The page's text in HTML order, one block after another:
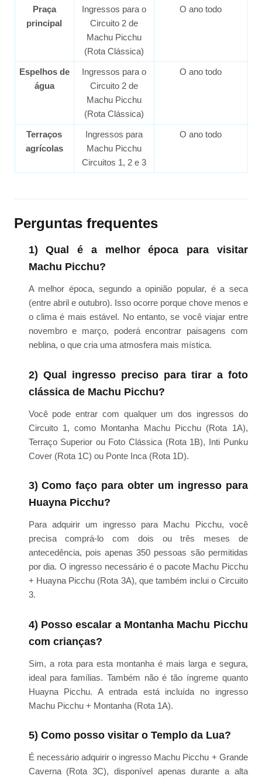
Praça
principal
Ingressos para o
Circuito 2 de
Machu Picchu
(Rota Clássica)
O ano todo
Espelhos de
água
Ingressos para o
Circuito 2 de
Machu Picchu
(Rota Clássica)
O ano todo
Terraços
agrícolas
Ingressos para
Machu Picchu
Circuitos 1, 2 e 3
O ano todo
Perguntas frequentes
1) Qual é a melhor época para visitar
Machu Picchu?
A melhor época, segundo a opinião popular, é a seca
(entre abril e outubro). Isso ocorre porque chove menos e
o clima é mais estável. No entanto, se você viajar entre
novembro e março, poderá encontrar paisagens com
neblina, o que cria uma atmosfera mais mística.
2) Qual ingresso preciso para tirar a foto
clássica de Machu Picchu?
Você pode entrar com qualquer um dos ingressos do
Circuito 1, como Montanha Machu Picchu (Rota 1A),
Terraço Superior ou Foto Clássica (Rota 1B), Inti Punku
Cover (Rota 1C) ou Ponte Inca (Rota 1D).
3) Como faço para obter um ingresso para
Huayna Picchu?
Para adquirir um ingresso para Machu Picchu, você
precisa comprá-lo com dois ou três meses de
antecedência, pois apenas 350 pessoas são permitidas
por dia. O ingresso necessário é o pacote Machu Picchu
+ Huayna Picchu (Rota 3A), que também inclui o Circuito
3.
4) Posso escalar a Montanha Machu Picchu
com crianças?
Sim, a rota para esta montanha é mais larga e segura,
ideal para famílias. Também não é tão íngreme quanto
Huayna Picchu. A entrada está incluída no ingresso
Machu Picchu + Montanha (Rota 1A).
5) Como posso visitar o Templo da Lua?
É necessário adquirir o ingresso Machu Picchu + Grande
Caverna (Rota 3C), disponível apenas durante a alta